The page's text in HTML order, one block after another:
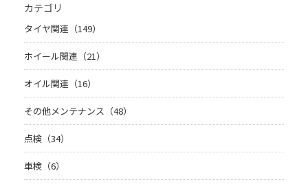
カテゴリ
タイヤ関連（149）
ホイール関連（21）
オイル関連（16）
その他メンテナンス（48）
点検（34）
車検（6）